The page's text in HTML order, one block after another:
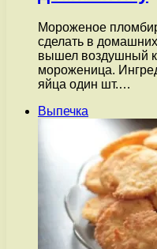
Мороженое
сделать в
вышел воздушный
мороженица.
яйца один шт.…
Выпечка